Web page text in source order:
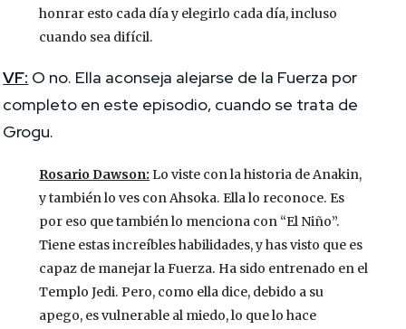
honrar esto cada día y elegirlo cada día, incluso
cuando sea difícil.
VF: O no. Ella aconseja alejarse de la Fuerza por
completo en este episodio, cuando se trata de
Grogu.
Rosario Dawson: Lo viste con la historia de Anakin,
y también lo ves con Ahsoka. Ella lo reconoce. Es
por eso que también lo menciona con “El Niño”.
Tiene estas increíbles habilidades, y has visto que es
capaz de manejar la Fuerza. Ha sido entrenado en el
Templo Jedi. Pero, como ella dice, debido a su
apego, es vulnerable al miedo, lo que lo hace